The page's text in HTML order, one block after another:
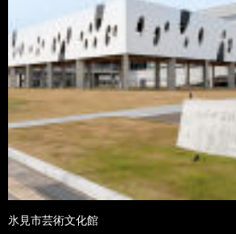
氷見市芸術文化館